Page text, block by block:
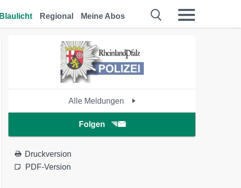
Blaulicht Regional Meine Abos
Alle Meldungen
Folgen
Druckversion
PDF-Version